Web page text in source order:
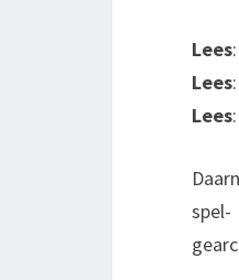
Lees:
Lees:
Lees: